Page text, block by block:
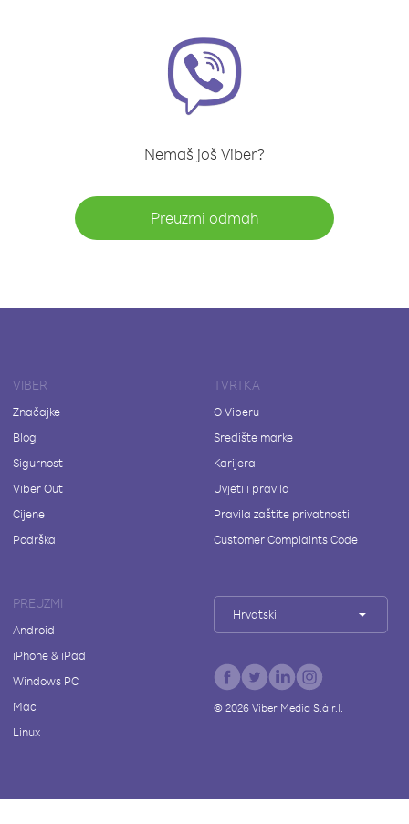
Nemaš još Viber?
Preuzmi odmah
VIBER
Značajke
Blog
Sigurnost
Viber Out
Cijene
Podrška
TVRTKA
O Viberu
Središte marke
Karijera
Uvjeti i pravila
Pravila zaštite privatnosti
Customer Complaints Code
PREUZMI
Android
iPhone & iPad
Windows PC
Mac
Linux
Hrvatski
© 2026Viber Media S.à r.l.